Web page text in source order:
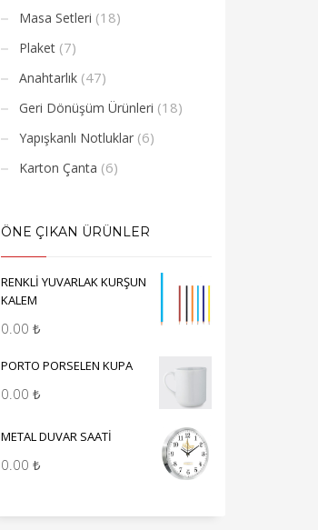
Masa Setleri (18)
Plaket (7)
Anahtarlık (47)
Geri Dönüşüm Ürünleri (18)
Yapışkanlı Notluklar (6)
Karton Çanta (6)
ÖNE ÇIKAN ÜRÜNLER
RENKLİ YUVARLAK KURŞUN
KALEM
0.00 ₺
PORTO PORSELEN KUPA
0.00 ₺
METAL DUVAR SAATİ
0.00 ₺